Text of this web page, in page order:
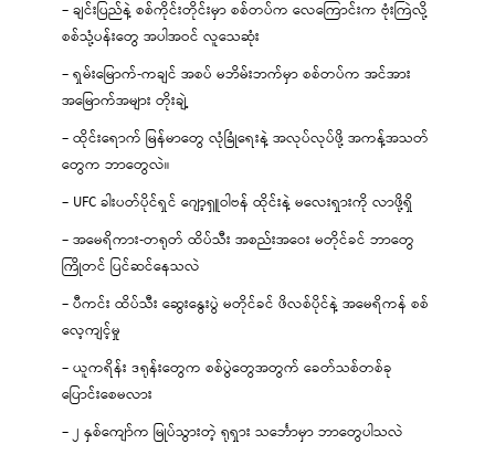
– ချင်းပြည်နဲ့ စစ်ကိုင်းတိုင်းမှာ စစ်တပ်က လေကြောင်းက ဗုံးကြဲလို့
စစ်သုံ့ပန်းတွေ အပါအဝင် လူသေဆုံး
– ရှမ်းမြောက်-ကချင် အစပ် မဘိမ်းဘက်မှာ စစ်တပ်က အင်အား
အမြောက်အများ တိုးချဲ့
– ထိုင်းရောက် မြန်မာတွေ လုံခြုံရေးနဲ့ အလုပ်လုပ်ဖို့ အကန့်အသတ်
တွေက ဘာတွေလဲ။
– UFC ခါးပတ်ပိုင်ရှင် ဂျော့ရှူဝါဗန် ထိုင်းနဲ့ မလေးရှားကို လာဖို့ရှိ
– အမေရိကား-တရုတ် ထိပ်သီး အစည်းအဝေး မတိုင်ခင် ဘာတွေ
ကြိုတင် ပြင်ဆင်နေသလဲ
– ပီကင်း ထိပ်သီး ဆွေးနွေးပွဲ မတိုင်ခင် ဖိလစ်ပိုင်နဲ့ အမေရိကန် စစ်
လေ့ကျင့်မှု
– ယူကရိန်း ဒရုန်းတွေက စစ်ပွဲတွေအတွက် ခေတ်သစ်တစ်ခု
ပြောင်းစေမလား
– ၂ နှစ်ကျော်က မြုပ်သွားတဲ့ ရုရှား သင်္ဘောမှာ ဘာတွေပါသလဲ